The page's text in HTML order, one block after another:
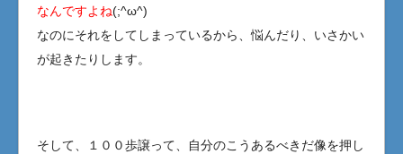
なんですよね(;^ω^)
なのにそれをしてしまっているから、悩んだり、いさかい
が起きたりします。
そして、１００歩譲って、自分のこうあるべきだ像を押し